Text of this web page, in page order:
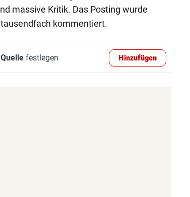
massive Kritik. Das Posting wurde
kommentiert.
festlegen Hinzufügen